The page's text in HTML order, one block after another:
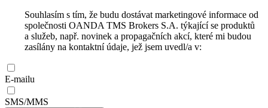
Souhlasím s tím, že budu dostávat marketingové informace od
společnosti OANDA TMS Brokers S.A. týkající se produktů
a služeb, např. novinek a propagačních akcí, které mi budou
zasílány na kontaktní údaje, jež jsem uvedl/a v:
E-mailu
SMS/MMS